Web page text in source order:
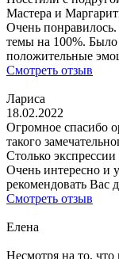
Мастера и
Очень
темы на 100%.
положительные
Смотреть отзыв
Лариса
18.02.2022
Огромное спасибо
такого
Столько
Очень интересно и
рекомендовать Вас
Смотреть отзыв
Елена
Несмотря на то, что